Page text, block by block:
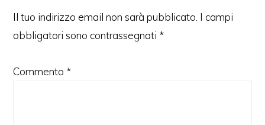
Il tuo indirizzo email non sarà pubblicato. I campi
obbligatori sono contrassegnati *
Commento *